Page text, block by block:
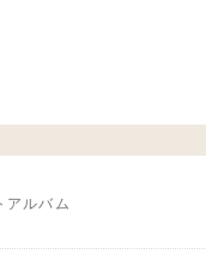
アルバム